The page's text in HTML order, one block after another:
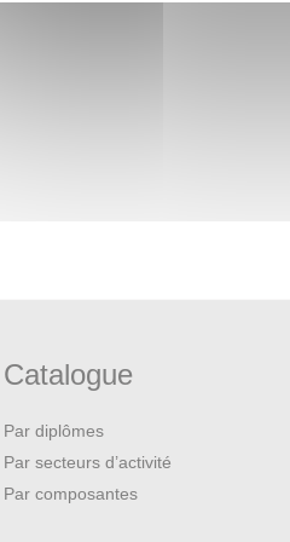
Catalogue
Par diplômes
Par secteurs d’activité
Par composantes